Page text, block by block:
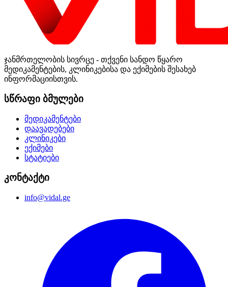
ჯანმრთელობის სივრცე - თქვენი სანდო წყარო
მედიკამენტების, კლინიკებისა და ექიმების შესახებ
ინფორმაციისთვის.
სწრაფი ბმულები
მედიკამენტები
დაავადებები
კლინიკები
ექიმები
სტატიები
კონტაქტი
info@vidal.ge